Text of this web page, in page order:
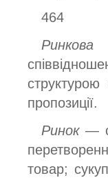
464
пропозиції.
Ринок —
товар;